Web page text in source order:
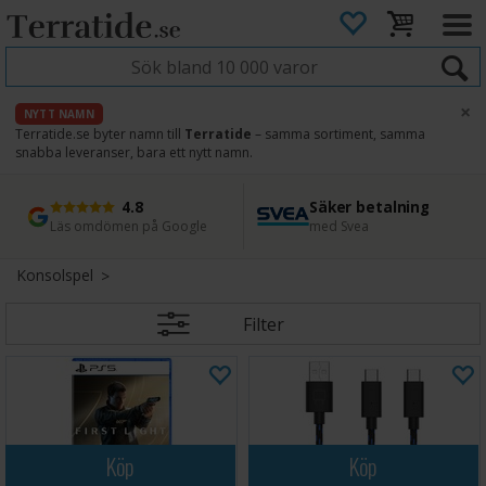
NYTT NAMN
Terratide.se byter namn till Terratide – samma sortiment, samma
snabba leveranser, bara ett nytt namn.
×
4.8
Läs omdömen på Google
Säker betalning
med Svea
Snabb leverans
Direkt från lager
45 dagars ångerrätt
Enkel retur
Konsolspel
Filter
Köp Köp